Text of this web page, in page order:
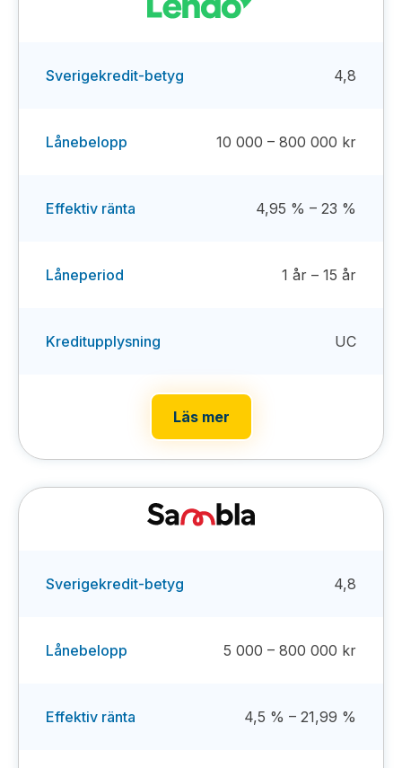
Sverigekredit-betyg 4,8
Lånebelopp 10 000 – 800 000 kr
Effektiv ränta 4,95 % – 23 %
Låneperiod 1 år – 15 år
Kreditupplysning UC
Läs mer
Sverigekredit-betyg 4,8
Lånebelopp 5 000 – 800 000 kr
Effektiv ränta 4,5 % – 21,99 %